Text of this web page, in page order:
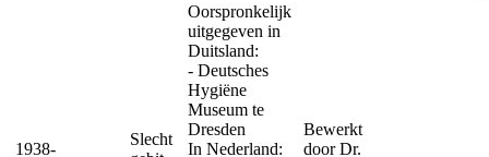
1938-
Slecht
Oorspronkelijk
uitgegeven in
Duitsland:
- Deutsches
Hygiëne
Museum te
Dresden
In Nederland:
Bewerkt
door Dr.